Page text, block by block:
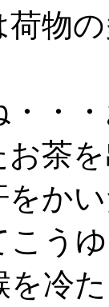
物
・・
茶
か
こう
を冷